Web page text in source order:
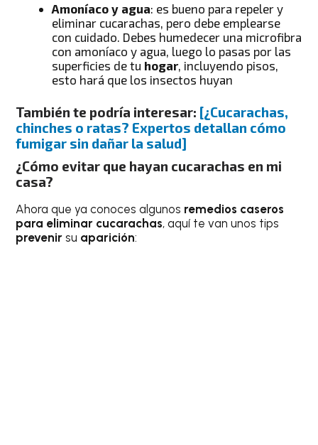
Amoníaco y agua: es bueno para repeler y
eliminar cucarachas, pero debe emplearse
con cuidado. Debes humedecer una microfibra
con amoníaco y agua, luego lo pasas por las
superficies de tu hogar, incluyendo pisos,
esto hará que los insectos huyan
También te podría interesar: [¿Cucarachas,
chinches o ratas? Expertos detallan cómo
fumigar sin dañar la salud]
¿Cómo evitar que hayan cucarachas en mi
casa?
Ahora que ya conoces algunos remedios caseros
para eliminar cucarachas, aquí te van unos tips
prevenirsu aparición: